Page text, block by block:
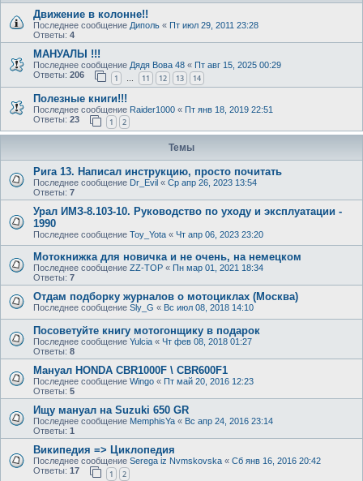
Движение в колонне!!
Последнее сообщение Диполь « Пт июл 29, 2011 23:28
Ответы: 4
МАНУАЛЫ !!!
Последнее сообщение Дядя Вова 48 « Пт авг 15, 2025 00:29
Ответы: 206 1 … 11 12 13 14
Полезные книги!!!
Последнее сообщение Raider1000 « Пт янв 18, 2019 22:51
Ответы: 23 1 2
Темы
Рига 13. Написал инструкцию, просто почитать
Последнее сообщение Dr_Evil « Ср апр 26, 2023 13:54
Ответы: 7
Урал ИМЗ-8.103-10. Руководство по уходу и эксплуатации -
1990
Последнее сообщение Toy_Yota « Чт апр 06, 2023 23:20
Мотокнижка для новичка и не очень, на немецком
Последнее сообщение ZZ-TOP « Пн мар 01, 2021 18:34
Ответы: 7
Отдам подборку журналов о мотоциклах (Москва)
Последнее сообщение Sly_G « Вс июл 08, 2018 14:10
Посоветуйте книгу мотогонщику в подарок
Последнее сообщение Yulcia « Чт фев 08, 2018 01:27
Ответы: 8
Мануал HONDA CBR1000F \ CBR600F1
Последнее сообщение Wingo « Пт май 20, 2016 12:23
Ответы: 5
Ищу мануал на Suzuki 650 GR
Последнее сообщение MemphisYa « Вс апр 24, 2016 23:14
Ответы: 1
Википедия => Циклопедия
Последнее сообщение Serega iz Nvmskovska « Сб янв 16, 2016 20:42
Ответы: 17 1 2